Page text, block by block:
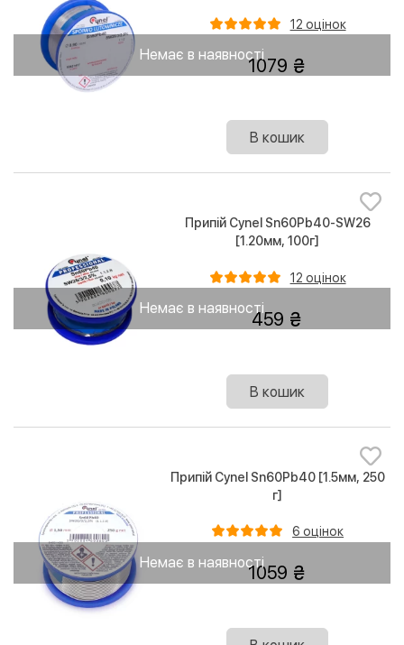
Немає в наявності
12 оцінок
1079
В кошик
Немає в наявності
Припій Cynel Sn60Pb40-SW26
[1.20мм, 100г]
12 оцінок
459
В кошик
Немає в наявності
Припій Cynel Sn60Pb40 [1.5мм, 250
г]
6 оцінок
1059